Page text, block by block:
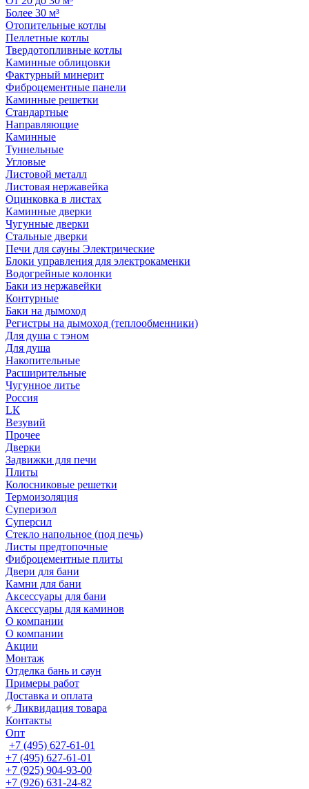
Более 30 м³
Отопительные котлы
Пеллетные котлы
Твердотопливные котлы
Каминные облицовки
Фактурный минерит
Фиброцементные панели
Каминные решетки
Стандартные
Направляющие
Каминные
Туннельные
Угловые
Листовой металл
Листовая нержавейка
Оцинковка в листах
Каминные дверки
Чугунные дверки
Стальные дверки
Печи для сауны Электрические
Блоки управления для электрокаменки
Водогрейные колонки
Баки из нержавейки
Контурные
Баки на дымоход
Регистры на дымоход (теплообменники)
Для душа с тэном
Для душа
Накопительные
Расширительные
Чугунное литье
Россия
LК
Везувий
Прочее
Дверки
Задвижки для печи
Плиты
Колосниковые решетки
Термоизоляция
Суперизол
Суперсил
Стекло напольное (под печь)
Листы предтопочные
Фиброцементные плиты
Двери для бани
Камни для бани
Аксессуары для бани
Аксессуары для каминов
О компании
О компании
Акции
Монтаж
Отделка бань и саун
Примеры работ
Доставка и оплата
Ликвидация товара
Контакты
Опт
+7 (495) 627-61-01
+7 (495) 627-61-01
+7 (925) 904-93-00
+7 (926) 631-24-82